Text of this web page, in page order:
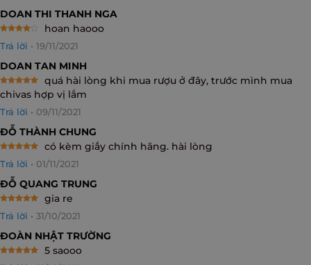
DOAN THI THANH NGA
out of 5
hoan haooo
Trả lời • 19/11/2021
DOAN TAN MINH
Rated5
out of 5
quá hài lòng khi mua rượu ở đây, trước mình mua
chivas hợp vị lắm
Trả lời • 09/11/2021
ĐỖ THÀNH CHUNG
out of 5
có kèm giấy chính hãng. hài lòng
Trả lời • 01/11/2021
ĐỖ QUANG TRUNG
out of 5
gia re
Trả lời • 31/10/2021
ĐOÀN NHẬT TRƯỜNG
5 saooo